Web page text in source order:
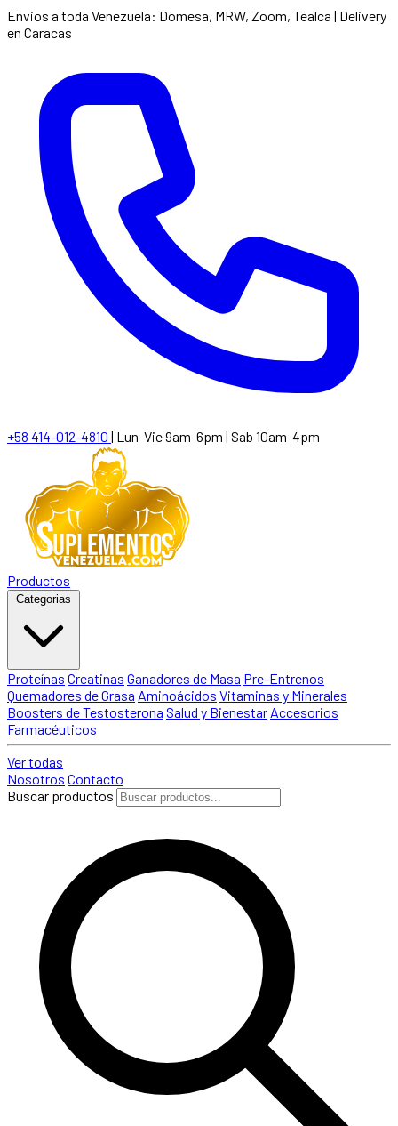
Envios a toda Venezuela: Domesa, MRW, Zoom, Tealca | Delivery
en Caracas
+58 414-012-4810 | Lun-Vie 9am-6pm | Sab 10am-4pm
Productos
Categorias
Proteínas Creatinas Ganadores de Masa Pre-Entrenos
Quemadores de Grasa Aminoácidos Vitaminas y Minerales
Boosters de Testosterona Salud y Bienestar Accesorios
Farmacéuticos
Ver todas
Nosotros Contacto
Buscar productos